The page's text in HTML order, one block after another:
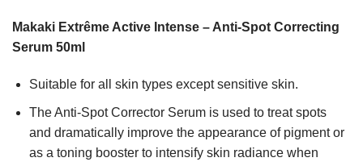
Makaki Extrême Active Intense – Anti-Spot Correcting
Serum 50ml
Suitable for all skin types except sensitive skin.
The Anti-Spot Corrector Serum is used to treat spots
and dramatically improve the appearance of pigment or
as a toning booster to intensify skin radiance when